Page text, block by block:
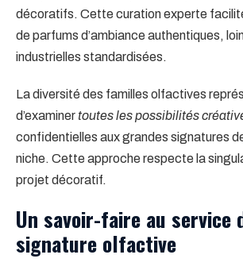
décoratifs. Cette curation experte
de parfums d’ambiance authentiques,
industrielles standardisées.
La diversité des familles olfactives
d’examiner toutes les possibilités
confidentielles aux grandes signatures
niche. Cette approche respecte la
projet décoratif.
Un savoir-faire au service
signature olfactive